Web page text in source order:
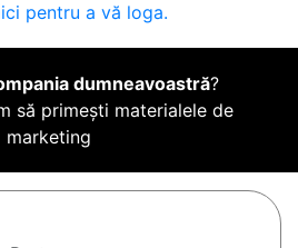
pentru a vă loga.
dumneavoastră?
să primești materialele de
marketing